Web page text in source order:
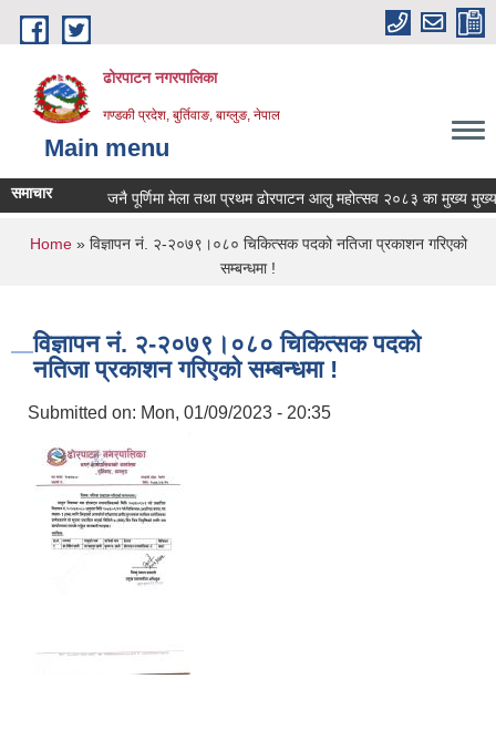
Skip to main content
ढोरपाटन नगरपालिका
गण्डकी प्रदेश, बुर्तिवाङ, बाग्लुङ, नेपाल
Main menu
समाचार जनै पूर्णिमा मेला तथा प्रथम ढोरपाटन आलु महोत्सव २०८३ का मुख्य मुख्य
You are here
Home» विज्ञापन नं. २-२०७९।०८० चिकित्सक पदको नतिजा प्रकाशन गरिएको
सम्बन्धमा !
विज्ञापन नं. २-२०७९।०८० चिकित्सक पदको
नतिजा प्रकाशन गरिएको सम्बन्धमा !
Submitted on: Mon, 01/09/2023 - 20:35